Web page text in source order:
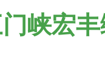
峡宏